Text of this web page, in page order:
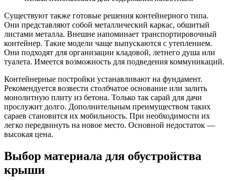
Существуют также готовые решения контейнерного типа.
Они представляют собой металлический каркас, обшитый
листами металла. Внешне напоминает транспортировочный
контейнер. Такие модели чаще выпускаются с утеплением.
Они подходят для организации кладовой, летнего душа или
туалета. Имеется возможность для подведения коммуникаций.
Контейнерные постройки устанавливают на фундамент.
Рекомендуется возвести столбчатое основание или залить
монолитную плиту из бетона. Только так сарай для дачи
прослужит долго. Дополнительным преимуществом таких
сараев становится их мобильность. При необходимости их
легко передвинуть на новое место. Основной недостаток —
высокая цена.
Выбор материала для обустройства
крыши